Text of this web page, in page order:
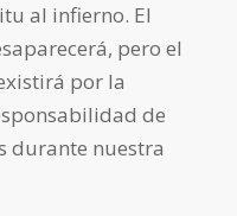
al infierno. El
pero el
por la
de
durante nuestra